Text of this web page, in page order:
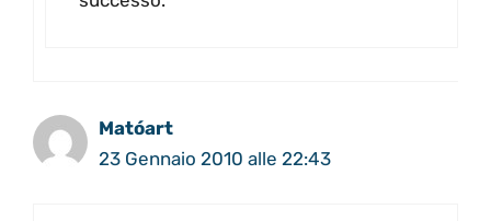
Matóart
23 Gennaio 2010 alle 22:43